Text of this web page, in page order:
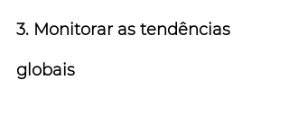
3. Monitorar as tendências
globais